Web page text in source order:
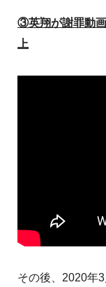
③英翔が謝罪動
上
その後、2020年